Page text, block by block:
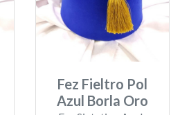
Fez Fieltro Pol
Azul Borla Oro